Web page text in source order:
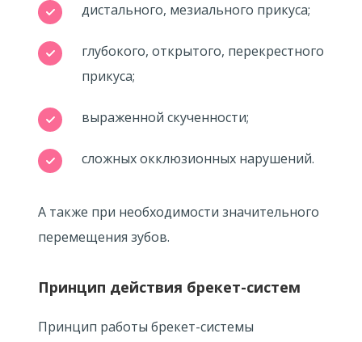
дистального, мезиального прикуса;
глубокого, открытого, перекрестного
прикуса;
выраженной скученности;
сложных окклюзионных нарушений.
А также при необходимости значительного
перемещения зубов.
Принцип действия брекет-систем
Принцип работы брекет-системы